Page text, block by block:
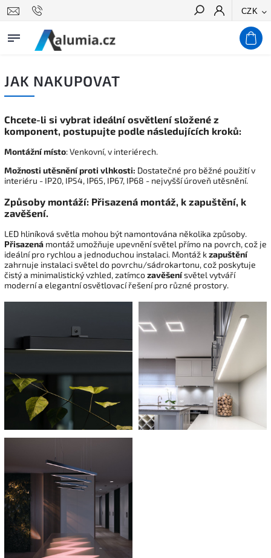
CZK
Hledat
JAK NAKUPOVAT
Chcete-li si vybrat ideální osvětlení složené z
komponent, postupujte podle následujících kroků:
Montážní místo: Venkovní, v interiérech.
Možnosti utěsnění proti vlhkosti: Dostatečné pro běžné použití v
interiéru - IP20, IP54, IP65, IP67, IP68 - nejvyšší úroveň utěsnění.
Způsoby montáží: Přisazená montáž, k zapuštění, k
zavěšení.
LED hliníková světla mohou být namontována několika způsoby.
Přisazená montáž umožňuje upevnění světel přímo na povrch, což je
ideální pro rychlou a jednoduchou instalaci. Montáž kzapuštění
zahrnuje instalaci světel do povrchu/sádrokartonu, což poskytuje
čistý a minimalistický vzhled, zatímcozavěšenísvětel vytváří
moderní a elegantní osvětlovací řešení pro různé prostory.